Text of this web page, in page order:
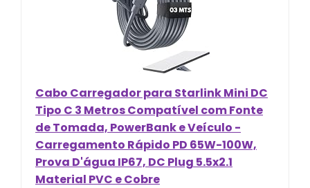
Cabo Carregador para Starlink Mini DC
Tipo C 3 Metros Compatível com Fonte
de Tomada, PowerBank e Veículo -
Carregamento Rápido PD 65W-100W,
Prova D'água IP67, DC Plug 5.5x2.1
Material PVC e Cobre